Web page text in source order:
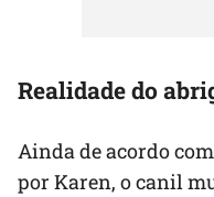
Realidade do
Ainda de acordo
por Karen, o canil